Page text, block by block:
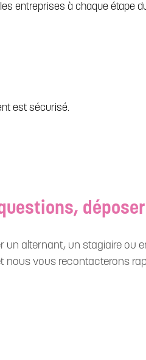
entreprises à chaque étape
est sécurisé.
un alternant, un stagiaire ou
nous vous recontacterons